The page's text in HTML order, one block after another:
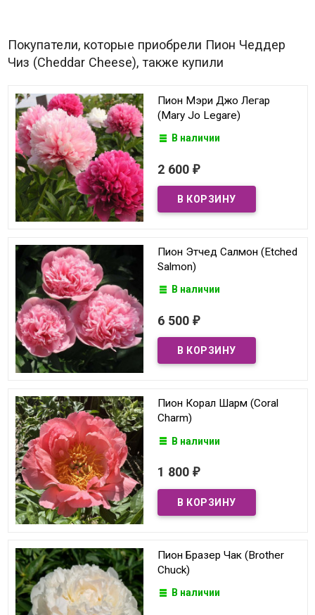
Покупатели, которые приобрели Пион Чеддер
Чиз (Cheddar Cheese), также купили
Пион Мэри Джо Легар
(Mary Jo Legare)
В наличии
2 600 ₽
Пион Этчед Салмон (Etched
Salmon)
В наличии
6 500 ₽
Пион Корал Шарм (Coral
Charm)
В наличии
1 800 ₽
Пион Бразер Чак (Brother
Chuck)
В наличии